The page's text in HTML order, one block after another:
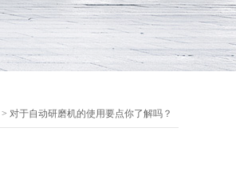
> 对于自动研磨机的使用要点你了解吗？